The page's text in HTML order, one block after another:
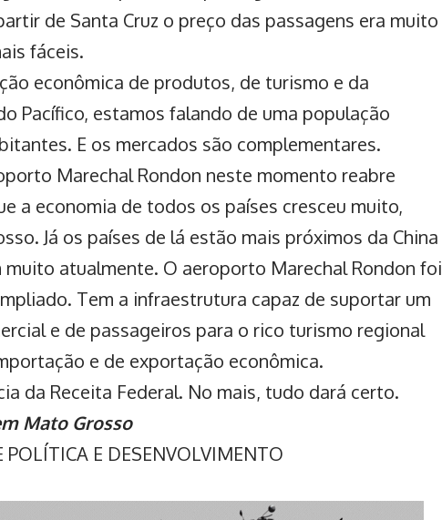
de Santa Cruz o preço das passagens era muito
fáceis.
econômica de produtos, de turismo e da
Pacífico, estamos falando de uma população
E os mercados são complementares.
Marechal Rondon neste momento reabre
a economia de todos os países cresceu muito,
Já os países de lá estão mais próximos da China
atualmente. O aeroporto Marechal Rondon foi
Tem a infraestrutura capaz de suportar um
e de passageiros para o rico turismo regional
e de exportação econômica.
da Receita Federal. No mais, tudo dará certo.
Mato Grosso
E DESENVOLVIMENTO